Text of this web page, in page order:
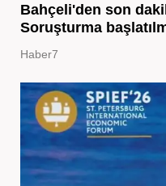
Bahçeli'den son
Soruşturma
Haber7